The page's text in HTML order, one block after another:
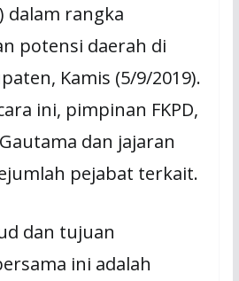
dalam rangka
potensi daerah di
Kamis (5/9/2019).
ini, pimpinan FKPD,
dan jajaran
pejabat terkait.
dan tujuan
ini adalah